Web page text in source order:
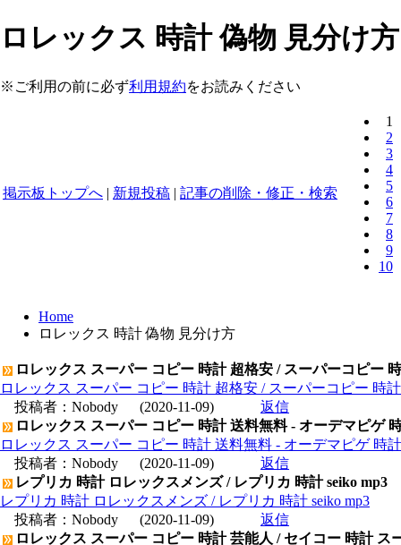
ロレックス 時計 偽物 見分け
※ご利用の前に必ず利用規約をお読みください
掲示板トップへ | 新規投稿 | 記事の削除・修正・検索
1
2
3
4
5
6
7
8
9
10
Home
ロレックス 時計 偽物 見分け方
ロレックス スーパー コピー 時計 超格安 / スーパーコピー
ロレックス スーパー コピー 時計 超格安 / スーパーコピー 時
投稿者： Nobody (2020-11-09)
返信
ロレックス スーパー コピー 時計 送料無料 - オーデマピゲ
ロレックス スーパー コピー 時計 送料無料 - オーデマピゲ 時
投稿者： Nobody (2020-11-09)
返信
レプリカ 時計 ロレックスメンズ / レプリカ 時計 seiko mp3
レプリカ 時計 ロレックスメンズ / レプリカ 時計 seiko mp3
投稿者： Nobody (2020-11-09)
返信
ロレックス スーパー コピー 時計 芸能人 / セイコー 時計 ス